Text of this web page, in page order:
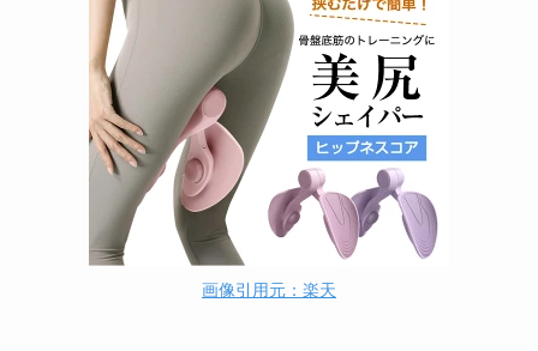
画像引用元：楽天